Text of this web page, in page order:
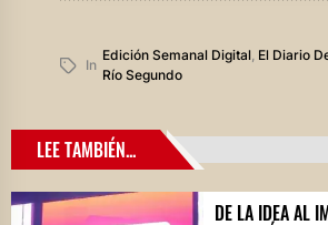
In
Edición Semanal Digital, El Diario
Río Segundo
LEE TAMBIÉN...
DE LA IDEA AL